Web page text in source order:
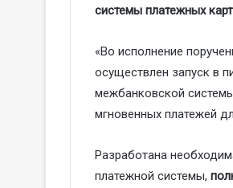
системы платежных
«Во исполнение
осуществлен запуск в
межбанковской
мгновенных платежей
Разработана
платежной системы,